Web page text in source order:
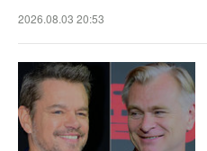
2026.08.03 20:53